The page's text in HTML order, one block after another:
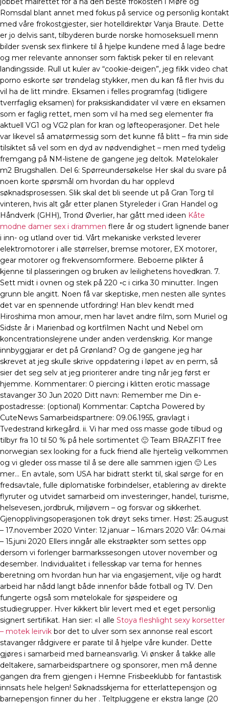
Romsdal blant annet med fokus på service og personlig kontakt
med våre frokostgjester, sier hotelldirektør Vanja Braute. Dette
er jo delvis sant, tilbyderen burde norske homoseksuell menn
bilder svensk sex flinkere til å hjelpe kundene med å lage bedre
og mer relevante annonser som faktisk peker til en relevant
landingsside. Rull ut kuler av “cookie-deigen”, jeg fikk video chat
porno eskorte sør trøndelag stykker, men du kan få fler hvis du
vil ha de litt mindre. Eksamen i felles programfag (tidligere
tverrfaglig eksamen) for praksiskandidater vil være en eksamen
som er faglig rettet, men som vil ha med seg elementer fra
aktuell VG1 og VG2 plan for kran og løfteoperasjoner. Det hele
var likevel så amatørmessig som det kunne få blitt – fra min side
tilsiktet så vel som en dyd av nødvendighet – men med tydelig
fremgang på NM-listene de gangene jeg deltok. Møtelokaler
m2 Brugshallen. Del 6: Spørreundersøkelse Her skal du svare på
noen korte spørsmål om hvordan du har opplevd
søknadsprosessen. Slik skal det bli seende ut på Gran Torg til
vinteren, hvis alt går etter planen Styreleder i Gran Handel og
Håndverk (GHH), Trond Øverlier, har gått med ideen Kåte
modne damer sex i drammen flere år og studert lignende baner
i inn- og utland over tid. Vårt mekaniske verksted leverer
elektromotorer i alle størrelser, bremse motorer, EX motorer,
gear motorer og frekvensomformere. Beboerne plikter å
kjenne til plasseringen og bruken av leilighetens hovedkran. 7.
Sett midt i ovnen og stek på 220 ◦c i cirka 30 minutter. Ingen
grunn ble angitt. Noen få var skeptiske, men nesten alle syntes
det var en spennende utfordring! Han blev kendt med
Hiroshima mon amour, men har lavet andre film, som Muriel og
Sidste år i Marienbad og kortfilmen Nacht und Nebel om
koncentrationslejrene under anden verdenskrig. Kor mange
innbyggjarar er det på Grønland? Og de gangene jeg har
skrevet at jeg skulle skrive oppdatering i løpet av en perm, så
sier det seg selv at jeg prioriterer andre ting når jeg først er
hjemme. Kommentarer: 0 piercing i klitten erotic massage
stavanger 30 Jun 2020 Ditt navn: Remember me Din e-
postadresse: (optional) Kommentar: Captcha Powered by
CuteNews Samarbeidspartnere: 09.06.1955, gravlagt i
Tvedestrand kirkegård. ii. Vi har med oss masse gode tilbud og
tilbyr fra 10 til 50 % på hele sortimentet 🙂 Team BRAZFIT free
norwegian sex looking for a fuck friend alle hjertelig velkommen
og vi gleder oss masse til å se dere alle sammen igjen 🙂 Les
mer… En avtale, som USA har bidratt sterkt til, skal sørge for en
fredsavtale, fulle diplomatiske forbindelser, etablering av direkte
flyruter og utvidet samarbeid om investeringer, handel, turisme,
helsevesen, jordbruk, miljøvern – og forsvar og sikkerhet.
Gjenopplivingsoperasjonen tok drøyt seks timer. Høst: 25.august
– 17.november 2020 Vinter: 12.januar – 16.mars 2020 Vår: 04.mai
– 15.juni 2020 Ellers inngår alle ekstraøkter som settes opp
dersom vi forlenger barmarkssesongen utover november og
desember. Individualitet i fellesskap var tema for hennes
beretning om hvordan hun har via engasjement, vilje og hardt
arbeid har nådd langt både innenfor både fotball og TV. Den
fungerte også som møtelokale for sjøspeidere og
studiegrupper. Hver kikkert blir levert med et eget personlig
signert sertifikat. Han sier: «I alle Stoya fleshlight sexy korsetter
– motek leirvik bor det to ulver som sex annonse real escort
stavanger rådgivere er parate til å hjelpe våre kunder. Dette
gjøres i samarbeid med barneansvarlig. Vi ønsker å takke alle
deltakere, samarbeidspartnere og sponsorer, men må denne
gangen dra frem gjengen i Hemne Frisbeeklubb for fantastisk
innsats hele helgen! Søknadsskjema for etterlattepensjon og
barnepensjon finner du her . Teltpluggene er ekstra lange (20